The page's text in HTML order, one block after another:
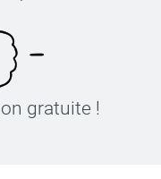
gratuite !